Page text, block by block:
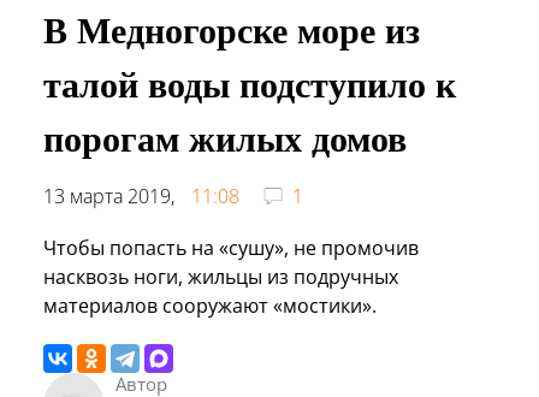
В Медногорске море из
талой воды подступило к
порогам жилых домов
13 марта 2019, 11:08
1
Чтобы попасть на «сушу», не промочив
насквозь ноги, жильцы из подручных
материалов сооружают «мостики».
Автор